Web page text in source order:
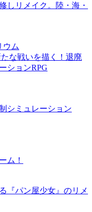
しリメイク。陸・海・
ウム
な戦いを描く！退廃
ションRPG
シミュレーション
ム！
『パン屋少女』のリメ